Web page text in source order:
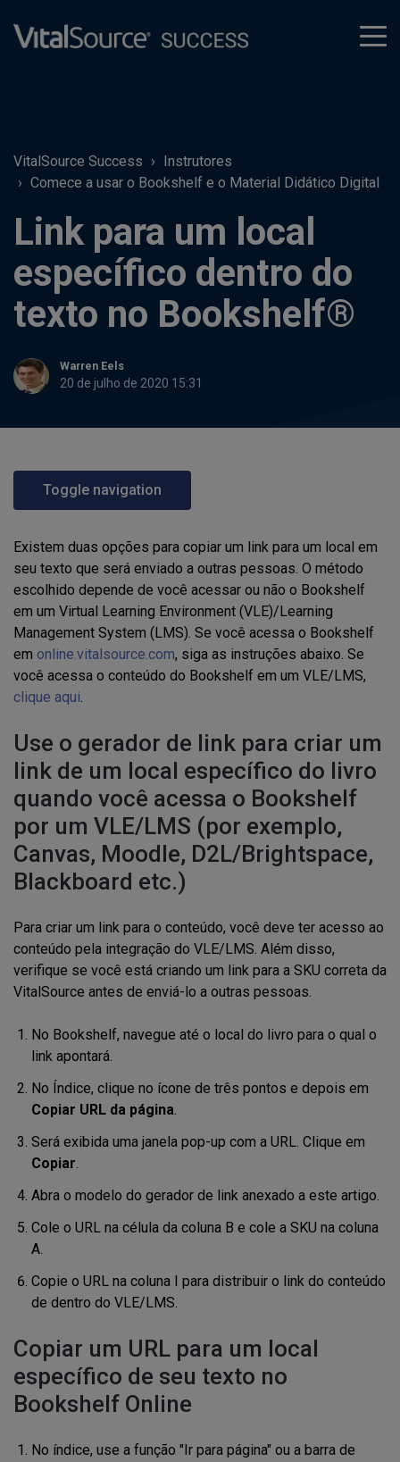
VitalSource Success
Instrutores
Comece a usar o Bookshelf e o Material Didático Digital
Link para um local
específico dentro do
texto no Bookshelf®
Warren Eels
20 de julho de 2020 15:31
Toggle navigation
Existem duas opções para copiar um link para um local em
seu texto que será enviado a outras pessoas. O método
escolhido depende de você acessar ou não o Bookshelf
em um Virtual Learning Environment (VLE)/Learning
Management System (LMS). Se você acessa o Bookshelf
em online.vitalsource.com, siga as instruções abaixo. Se
você acessa o conteúdo do Bookshelf em um VLE/LMS,
clique aqui.
Use o gerador de link para criar um
link de um local específico do livro
quando você acessa o Bookshelf
por um VLE/LMS (por exemplo,
Canvas, Moodle, D2L/Brightspace,
Blackboard etc.)
Para criar um link para o conteúdo, você deve ter acesso ao
conteúdo pela integração do VLE/LMS. Além disso,
verifique se você está criando um link para a SKU correta da
VitalSource antes de enviá-lo a outras pessoas.
No Bookshelf, navegue até o local do livro para o qual o
link apontará.
No Índice, clique no ícone de três pontos e depois em
Copiar URL da página.
Será exibida uma janela pop-up com a URL. Clique em
Copiar.
Abra o modelo do gerador de link anexado a este artigo.
Cole o URL na célula da coluna B e cole a SKU na coluna
A.
Copie o URL na coluna I para distribuir o link do conteúdo
de dentro do VLE/LMS.
Copiar um URL para um local
específico de seu texto no
Bookshelf Online
No índice, use a função "Ir para página" ou a barra de